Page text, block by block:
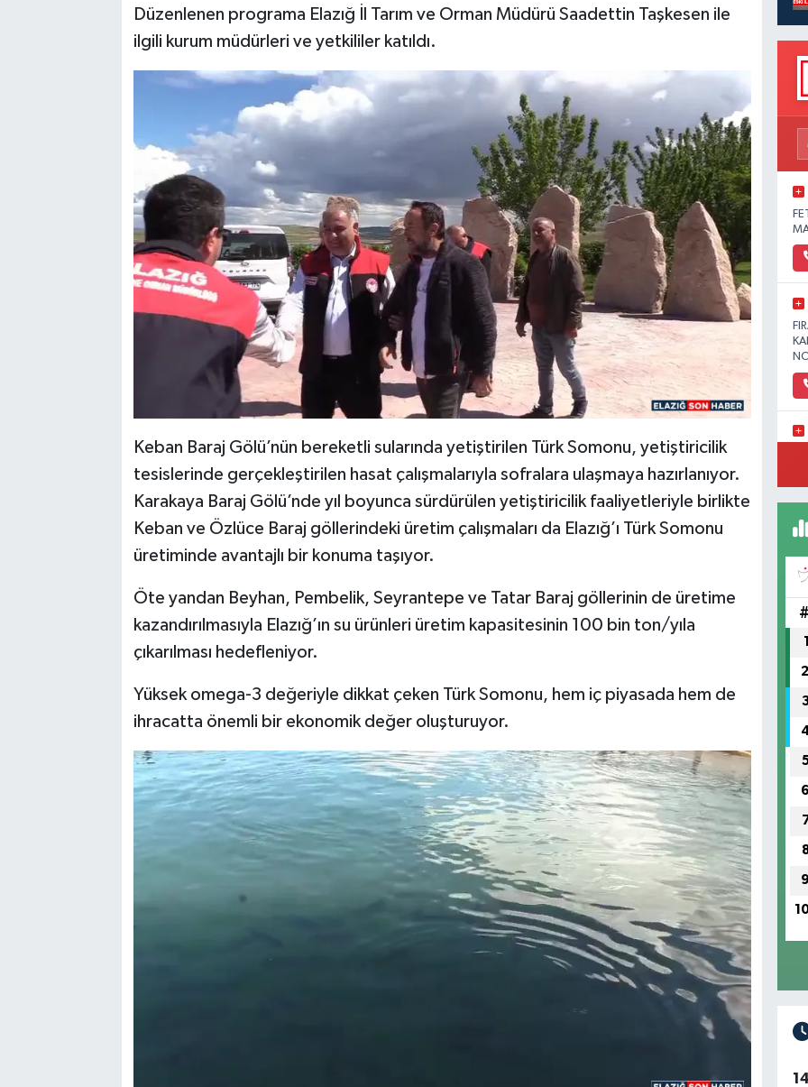
Düzenlenen programa Elazığ İl Tarım ve Orman Müdürü Saadettin Taşkesen ile
ilgili kurum müdürleri ve yetkililer katıldı.
Keban Baraj Gölü’nün bereketli sularında yetiştirilen Türk Somonu, yetiştiricilik
tesislerinde gerçekleştirilen hasat çalışmalarıyla sofralara ulaşmaya hazırlanıyor.
Karakaya Baraj Gölü’nde yıl boyunca sürdürülen yetiştiricilik faaliyetleriyle birlikte
Keban ve Özlüce Baraj göllerindeki üretim çalışmaları da Elazığ’ı Türk Somonu
üretiminde avantajlı bir konuma taşıyor.
Öte yandan Beyhan, Pembelik, Seyrantepe ve Tatar Baraj göllerinin de üretime
kazandırılmasıyla Elazığ’ın su ürünleri üretim kapasitesinin 100 bin ton/yıla
çıkarılması hedefleniyor.
Yüksek omega-3 değeriyle dikkat çeken Türk Somonu, hem iç piyasada hem de
ihracatta önemli bir ekonomik değer oluşturuyor.
#
1
2
6
9